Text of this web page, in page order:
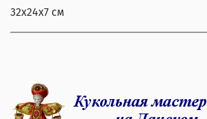
32х24х7 см